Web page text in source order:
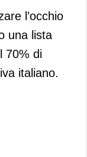
l’occhio
una lista
70% di
italiano.